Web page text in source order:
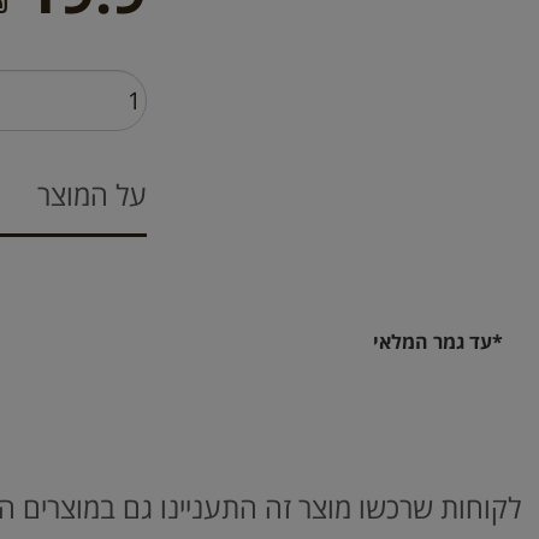
על המוצר
*עד גמר המלאי
לקוחות שרכשו מוצר זה התעניינו גם במוצרים